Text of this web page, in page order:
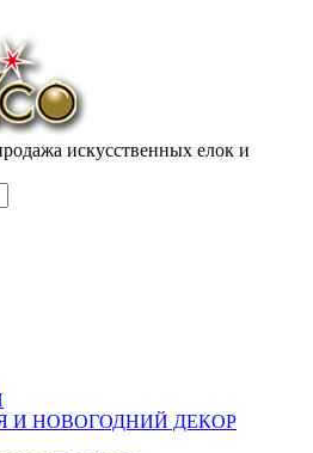
искусственных елок и
И НОВОГОДНИЙ ДЕКОР